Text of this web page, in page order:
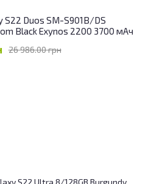
S22 Duos SM-S901B/DS
Black Exynos 2200 3700 мАч
26 986.00 грн